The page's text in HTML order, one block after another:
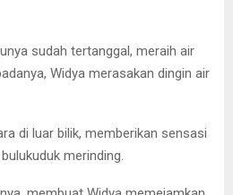
sudah tertanggal, meraih air
Widya merasakan dingin air
di luar bilik, memberikan sensasi
merinding.